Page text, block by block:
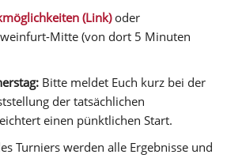
(Link)oder
Mitte (von dort 5 Minuten
Bitte meldet Euch kurz bei der
der tatsächlichen
einen pünktlichen Start.
Turniers werden alle Ergebnisse und